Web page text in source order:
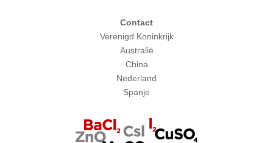
Contact
Verenigd Koninkrijk
Australië
China
Nederland
Spanje